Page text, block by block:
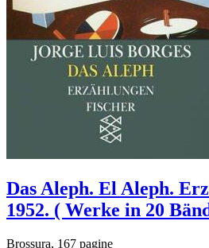
Das Aleph. El Aleph.
1952. ( Werke in 20
Brossura, 167 pagine